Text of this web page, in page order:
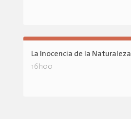
La Inocencia de la Naturaleza
16h00